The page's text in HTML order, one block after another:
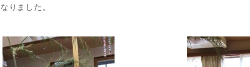
なりました。